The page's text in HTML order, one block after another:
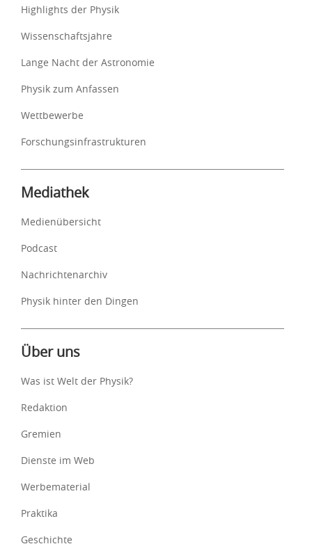
Highlights der Physik
Wissenschaftsjahre
Lange Nacht der Astronomie
Physik zum Anfassen
Wettbewerbe
Forschungsinfrastrukturen
Mediathek
Medienübersicht
Podcast
Nachrichtenarchiv
Physik hinter den Dingen
Über uns
Was ist Welt der Physik?
Redaktion
Gremien
Dienste im Web
Werbematerial
Praktika
Geschichte